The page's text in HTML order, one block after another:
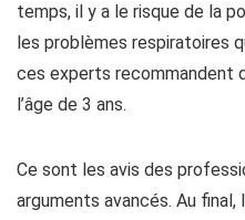
temps, il y a le risque de la
les problèmes respiratoires
ces experts recommandent
l’âge de 3 ans.
Ce sont les avis des
arguments avancés. Au